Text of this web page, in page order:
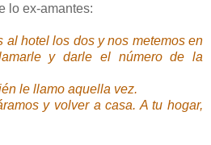
lo ex-amantes:
al hotel los dos y nos metemos en
y darle el número de la
le llamo aquella vez.
y volver a casa. A tu hogar,